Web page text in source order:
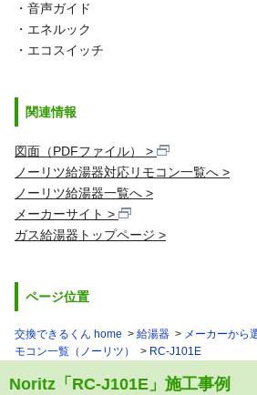
・音声ガイド
・エネルック
・エコスイッチ
関連情報
図面（PDFファイル）
ノーリツ給湯器対応リモコン一覧へ
ノーリツ給湯器一覧へ
メーカーサイト
ガス給湯器トップページ
ページ位置
交換できるくん home 給湯器 メーカーから
モコン一覧（ノーリツ）
RC-J101E
Noritz「RC-J101E」施工事例